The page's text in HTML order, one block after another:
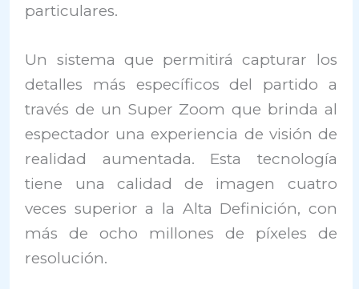
particulares.
Un sistema que permitirá capturar los
detalles más específicos del partido a
través de un Super Zoom que brinda al
espectador una experiencia de visión de
realidad aumentada. Esta tecnología
tiene una calidad de imagen cuatro
veces superior a la Alta Definición, con
más de ocho millones de píxeles de
resolución.